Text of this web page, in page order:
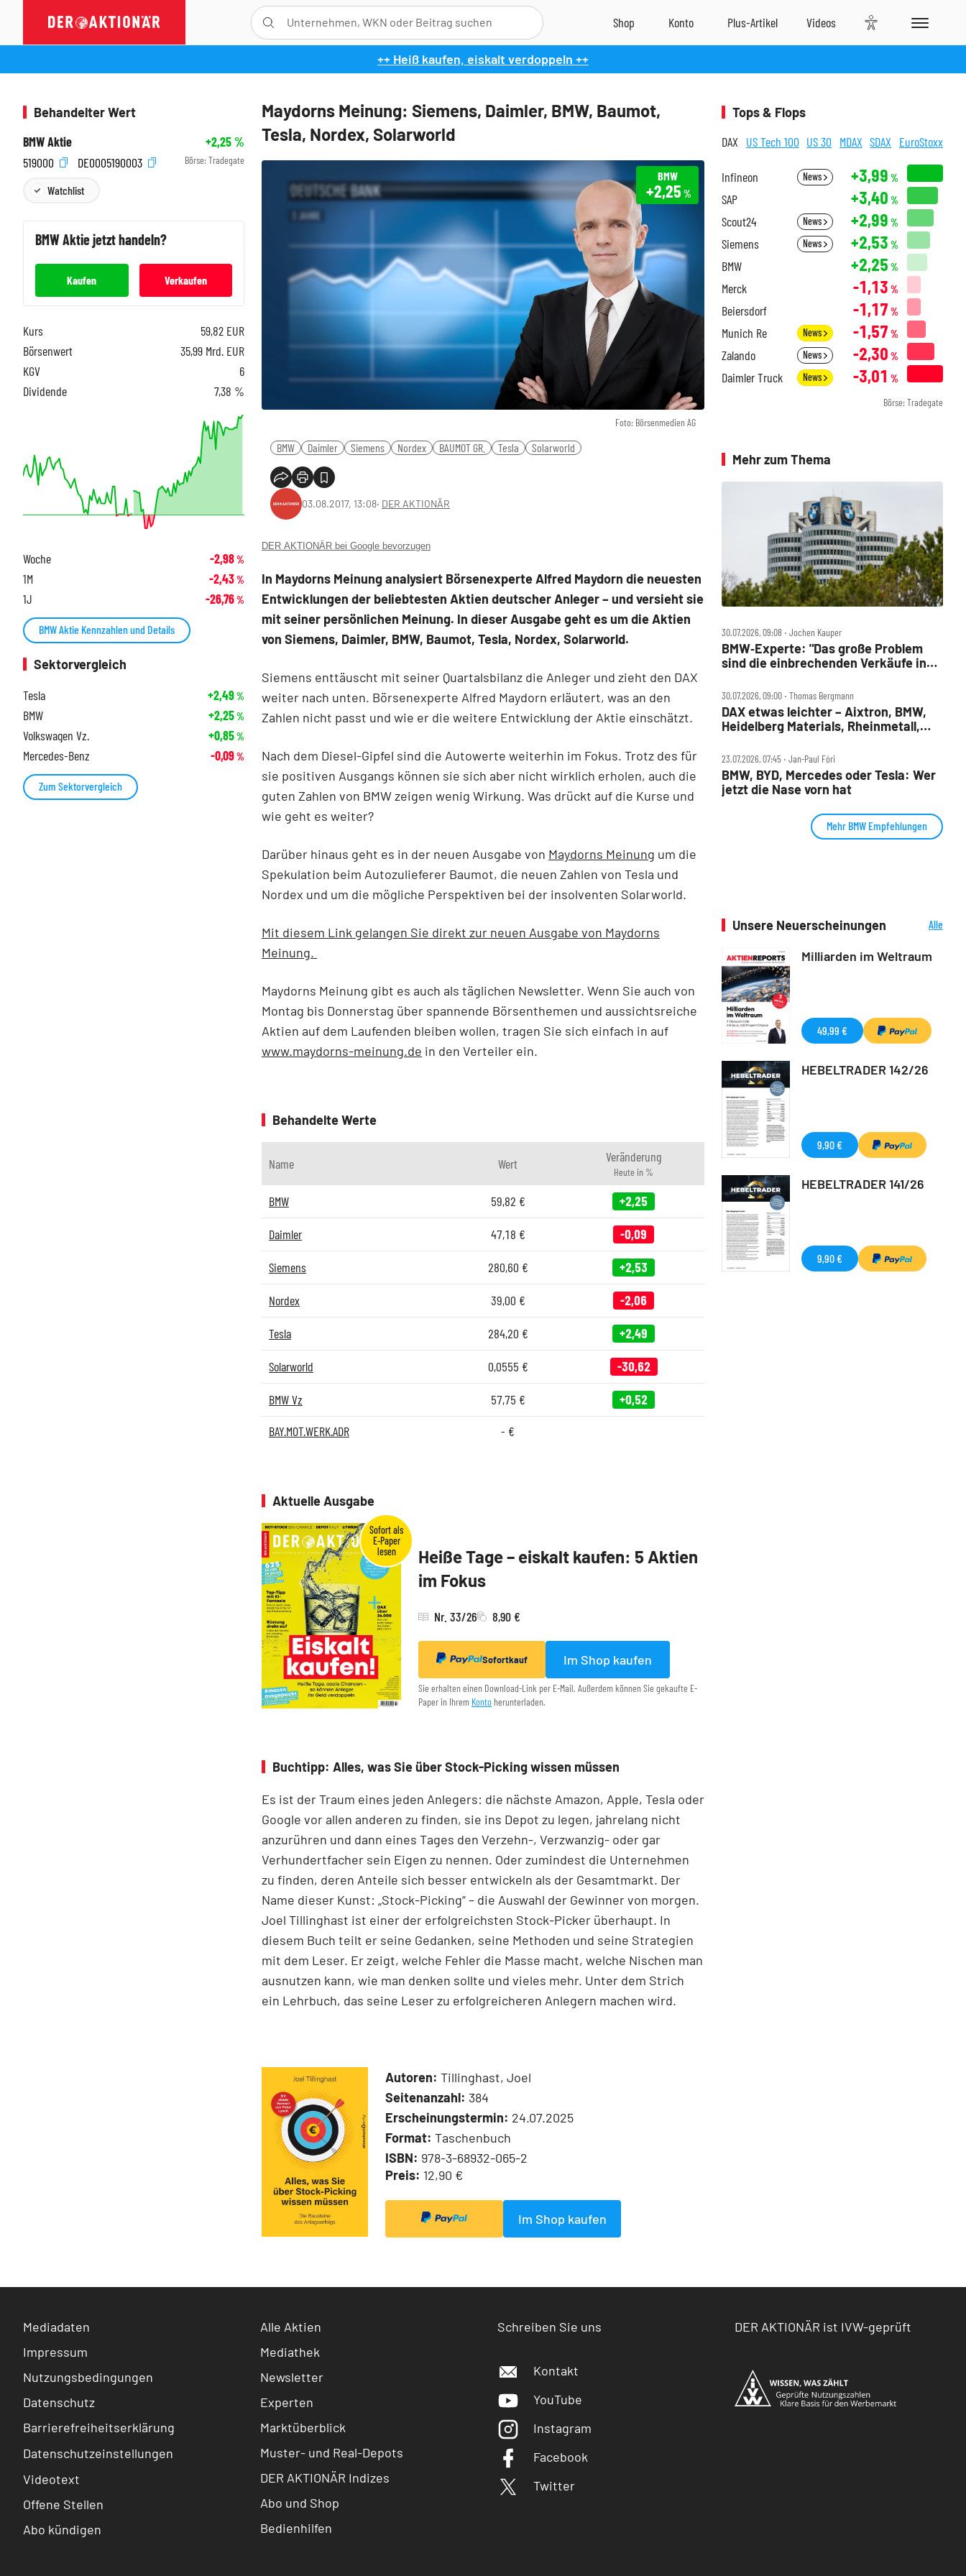
++ Heiß kaufen, eiskalt verdoppeln ++
Maydorns Meinung: Siemens, Daimler, BMW, Baumot,
Tesla, Nordex, Solarworld
Foto: Börsenmedien AG
BMW
+2,25 %
BMW Daimler Siemens Nordex BAUMOT GR. Tesla Solarworld
03.08.2017, 13:08‧ DER AKTIONÄR
DER AKTIONÄR bei Google bevorzugen
In Maydorns Meinung analysiert Börsenexperte Alfred Maydorn die neuesten
Entwicklungen der beliebtesten Aktien deutscher Anleger – und versieht sie
mit seiner persönlichen Meinung. In dieser Ausgabe geht es um die Aktien
von Siemens, Daimler, BMW, Baumot, Tesla, Nordex, Solarworld.
Siemens enttäuscht mit seiner Quartalsbilanz die Anleger und zieht den DAX
weiter nach unten. Börsenexperte Alfred Maydorn erläutert, was an den
Zahlen nicht passt und wie er die weitere Entwicklung der Aktie einschätzt.
Nach dem Diesel-Gipfel sind die Autowerte weiterhin im Fokus. Trotz des für
sie positiven Ausgangs können sie sich aber nicht wirklich erholen, auch die
guten Zahlen von BMW zeigen wenig Wirkung. Was drückt auf die Kurse und
wie geht es weiter?
Darüber hinaus geht es in der neuen Ausgabe von Maydorns Meinung um die
Spekulation beim Autozulieferer Baumot, die neuen Zahlen von Tesla und
Nordex und um die mögliche Perspektiven bei der insolventen Solarworld.
Mit diesem Link gelangen Sie direkt zur neuen Ausgabe von Maydorns
Meinung.
Maydorns Meinung gibt es auch als täglichen Newsletter. Wenn Sie auch von
Montag bis Donnerstag über spannende Börsenthemen und aussichtsreiche
Aktien auf dem Laufenden bleiben wollen, tragen Sie sich einfach in auf
www.maydorns-meinung.de in den Verteiler ein.
Behandelte Werte
Name Wert Veränderung
Heute in %
BMW 59,82 € +2,25
Daimler 47,18 € -0,09
Siemens 280,60 € +2,53
Nordex 39,00 € -2,06
Tesla 284,20 € +2,49
Solarworld 0,0555 € -30,62
BMW Vz 57,75 €
+0,52
BAY.MOT.WERK.ADR
- €
Aktuelle Ausgabe
Heiße Tage – eiskalt kaufen: 5 Aktien
im Fokus
Nr. 33/26 8,90 €
Sofortkauf Im Shop kaufen
Sie erhalten einen Download-Link per E-Mail. Außerdem können Sie gekaufte E-
Paper in Ihrem Konto herunterladen.
Buchtipp: Alles, was Sie über Stock-Picking wissen müssen
Es ist der Traum eines jeden Anlegers: die nächste Amazon, Apple, Tesla oder
Google vor allen anderen zu finden, sie ins Depot zu legen, jahrelang nicht
anzurühren und dann eines Tages den Verzehn-, Verzwanzig- oder gar
Verhundertfacher sein Eigen zu nennen. Oder zumindest die Unternehmen
zu finden, deren Anteile sich besser entwickeln als der Gesamtmarkt. Der
Name dieser Kunst: „Stock-Picking“ – die Auswahl der Gewinner von morgen.
Joel Tillinghast ist einer der erfolgreichsten Stock-Picker überhaupt. In
diesem Buch teilt er seine Gedanken, seine Methoden und seine Strategien
mit dem Leser. Er zeigt, welche Fehler die Masse macht, welche Nischen man
ausnutzen kann, wie man denken sollte und vieles mehr. Unter dem Strich
ein Lehrbuch, das seine Leser zu erfolgreicheren Anlegern machen wird.
Autoren: Tillinghast, Joel
Seitenanzahl: 384
Erscheinungstermin: 24.07.2025
Format: Taschenbuch
ISBN: 978-3-68932-065-2
Preis: 12,90 €
Im Shop kaufen
Behandelter Wert
BMW Aktie
+2,25%
519000
DE0005190003 Börse: Tradegate
Watchlist
BMWAktie jetzt handeln?
Kaufen Verkaufen
Kurs 59,82 EUR
Börsenwert
35,99 Mrd. EUR
KGV
6
Dividende
7,38 %
Woche -2,98%
1M -2,43%
1J -26,76%
BMW Aktie Kennzahlen und Details
Sektorvergleich
Tesla
+2,49%
BMW +2,25%
Volkswagen Vz. +0,85%
Mercedes-Benz -0,09%
Zum Sektorvergleich
Tops & Flops
DAX US Tech 100 US 30 MDAX SDAX EuroStoxx
Infineon News +3,99 %
SAP +3,40 %
Scout24 News +2,99 %
Siemens News +2,53 %
BMW +2,25 %
Merck -1,13 %
Beiersdorf -1,17 %
Munich Re News -1,57 %
Zalando News -2,30 %
Daimler Truck News -3,01 %
Börse: Tradegate
Mehr zum Thema
30.07.2026, 09:08 ‧ Jochen Kauper
BMW‑Experte: "Das große Problem
sind die einbrechenden Verkäufe in
30.07.2026, 09:00 ‧ Thomas Bergmann
DAX etwas leichter – Aixtron, BMW,
Heidelberg Materials, Rheinmetall,
Check
23.07.2026, 07:45 ‧ Jan-Paul Fóri
BMW, BYD, Mercedes oder Tesla: Wer
jetzt die Nase vorn hat
Mehr BMW Empfehlungen
Unsere Neuerscheinungen
Alle
Milliarden im Weltraum
49,99 €
HEBELTRADER 142/26
9,90 €
HEBELTRADER 141/26
9,90 €
Mediadaten
Impressum
Nutzungsbedingungen
Datenschutz
Barrierefreiheitserklärung
Datenschutzeinstellungen
Videotext
Offene Stellen
Abo kündigen
Alle Aktien
Mediathek
Newsletter
Experten
Marktüberblick
Muster- und Real-Depots
DER AKTIONÄR Indizes
Abo und Shop
Bedienhilfen
Schreiben Sie uns
Kontakt
YouTube
Instagram
Facebook
Twitter
DER AKTIONÄR ist IVW-geprüft